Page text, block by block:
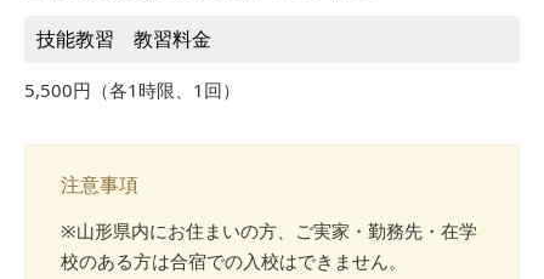
技能教習 教習料金
5,500円（各1時限、1回）
注意事項
※山形県内にお住まいの方、ご実家・勤務先・在学
校のある方は合宿での入校はできません。